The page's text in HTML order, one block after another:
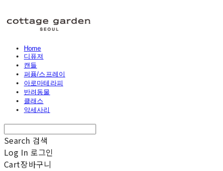
Home
디퓨져
캔들
퍼퓸/스프레이
아로마테라피
반려동물
클래스
악세사리
Search 검색
Log In 로그인
Cart장바구니